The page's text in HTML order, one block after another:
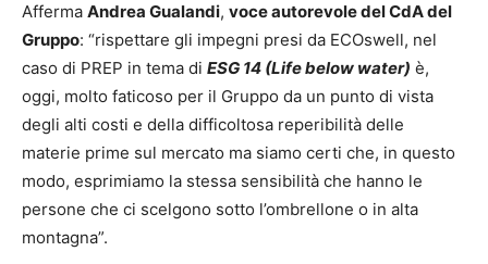
Afferma Andrea Gualandi, voce autorevole del CdA del
Gruppo: “rispettare gli impegni presi da ECOswell, nel
caso di PREP in tema di ESG 14 (Life below water) è,
oggi, molto faticoso per il Gruppo da un punto di vista
degli alti costi e della difficoltosa reperibilità delle
materie prime sul mercato ma siamo certi che, in questo
modo, esprimiamo la stessa sensibilità che hanno le
persone che ci scelgono sotto l’ombrellone o in alta
montagna”.